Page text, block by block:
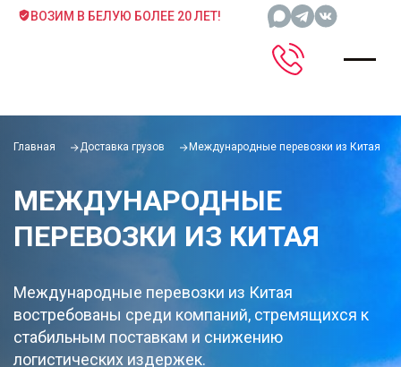
ВОЗИМ В БЕЛУЮ БОЛЕЕ 20 ЛЕТ!
Главная Доставка грузов Международные перевозки из Китая
МЕЖДУНАРОДНЫЕ
ПЕРЕВОЗКИ ИЗ КИТАЯ
Международные перевозки из Китая
востребованы среди компаний, стремящихся к
стабильным поставкам и снижению
логистических издержек.